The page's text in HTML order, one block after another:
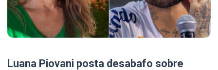
Luana Piovani posta desabafo sobre